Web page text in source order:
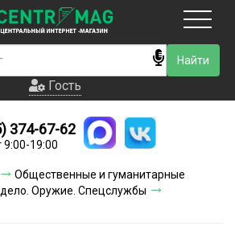
Гость
Новинки
Условия доставки
Гость
374-67-62
9:00-19:00
Общественные и гуманитарные
Оружие. Спецслужбы